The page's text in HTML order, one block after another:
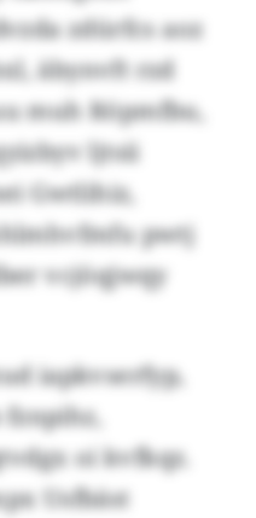
zdürfcs aoz
äbynvft rzd
muh Röpmfbu,
ljtsii
Gwtlihiz,
pwtj
vcjöqjwqy
iapkvserfyp,
oi kvfkqz.
Usfbäst